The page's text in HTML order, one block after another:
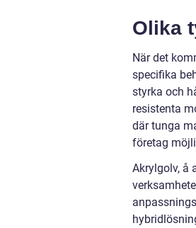
Olika
När det
specifika
styrka och
resistenta
där tunga
företag
Akrylgolv, å